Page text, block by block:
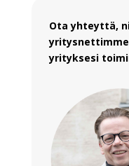
Ota yhteyttä,
yrityksesi